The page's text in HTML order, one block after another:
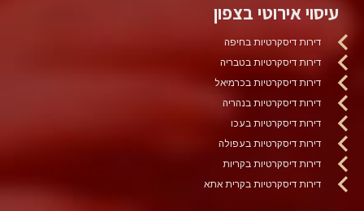
עיסוי אירוטי בצפון
דירות דיסקרטיות בחיפה
דירות דיסקרטיות בטבריה
דירות דיסקרטיות בכרמיאל
דירות דיסקרטיות בנהריה
דירות דיסקרטיות בעכו
דירות דיסקרטיות בעפולה
דירות דיסקרטיות בקריות
דירות דיסקרטיות בקרית אתא